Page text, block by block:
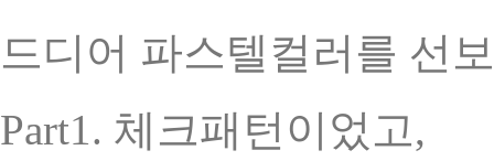
드디어 파스텔컬러를 선
Part1. 체크패턴이었고,